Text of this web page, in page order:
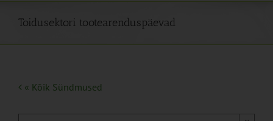
Toidusektori tootearenduspäevad
« Kõik Sündmused